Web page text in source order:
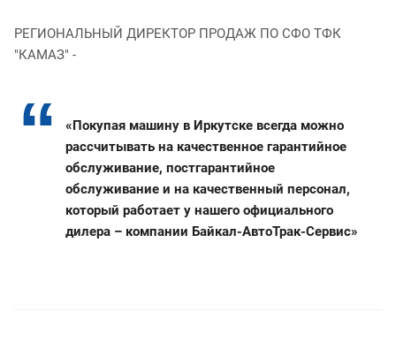
РЕГИОНАЛЬНЫЙ ДИРЕКТОР ПРОДАЖ ПО СФО ТФК
"КАМАЗ" -
«Покупая машину в Иркутске всегда можно
рассчитывать на качественное гарантийное
обслуживание, постгарантийное
обслуживание и на качественный персонал,
который работает у нашего официального
дилера – компании Байкал-АвтоТрак-Сервис»